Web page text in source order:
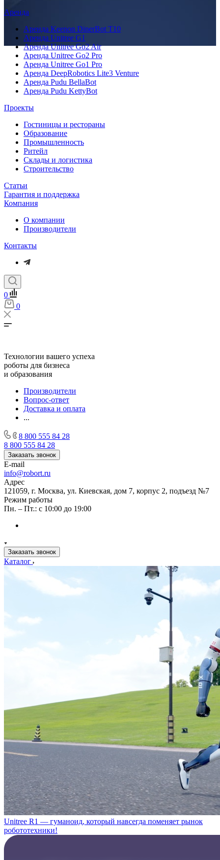
Аренда
Аренда Keenon DinerBot T10
Аренда Unitree G1
Аренда Unitree Go2 Air
Аренда Unitree Go2 Pro
Аренда Unitree Go1 Pro
Аренда DeepRobotics Lite3 Venture
Аренда Pudu BellaBot
Аренда Pudu KettyBot
Проекты
Гостиницы и рестораны
Образование
Промышленность
Ритейл
Склады и логистика
Строительство
Статьи
Гарантия и поддержка
Компания
О компании
Производители
Контакты
0
0
Технологии вашего успеха
роботы для бизнеса
и образования
Производители
Вопрос-ответ
Доставка и оплата
...
8 800 555 84 28
8 800 555 84 28
Заказать звонок
E-mail
info@robort.ru
Адрес
121059, г. Москва, ул. Киевская, дом 7, корпус 2, подъезд №7
Режим работы
Пн. – Пт.: с 10:00 до 19:00
Заказать звонок
Каталог
Unitree R1 — гуманоид, который навсегда поменяет рынок
робототехники!